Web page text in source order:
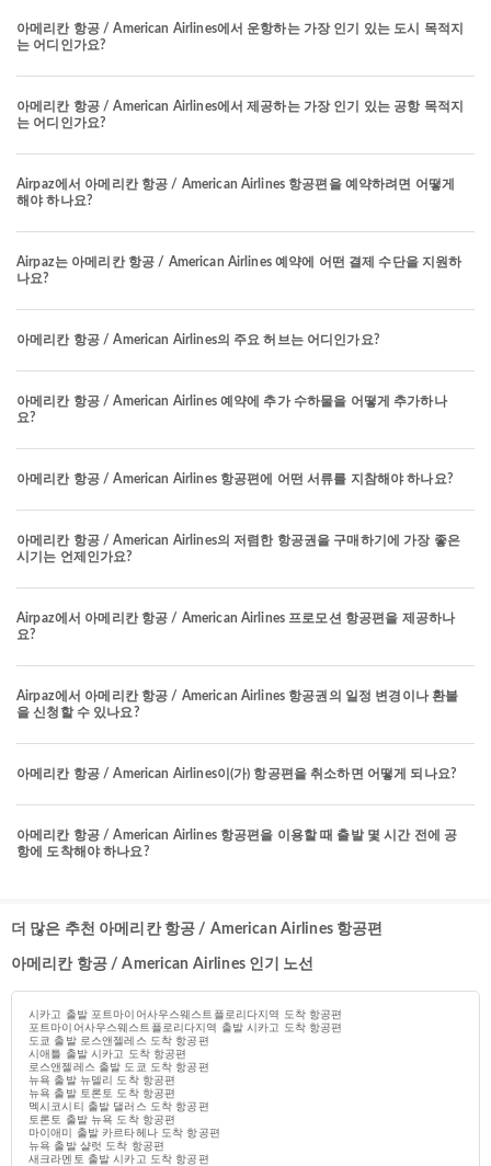
아메리칸 항공 / American Airlines에서 운항하는 가장 인기 있는 도시 목적지
는 어디인가요?
아메리칸 항공 / American Airlines에서 제공하는 가장 인기 있는 공항 목적지
는 어디인가요?
Airpaz에서 아메리칸 항공 / American Airlines 항공편을 예약하려면 어떻게
해야 하나요?
Airpaz는 아메리칸 항공 / American Airlines 예약에 어떤 결제 수단을 지원하
나요?
아메리칸 항공 / American Airlines의 주요 허브는 어디인가요?
아메리칸 항공 / American Airlines 예약에 추가 수하물을 어떻게 추가하나
요?
아메리칸 항공 / American Airlines 항공편에 어떤 서류를 지참해야 하나요?
아메리칸 항공 / American Airlines의 저렴한 항공권을 구매하기에 가장 좋은
시기는 언제인가요?
Airpaz에서 아메리칸 항공 / American Airlines 프로모션 항공편을 제공하나
요?
Airpaz에서 아메리칸 항공 / American Airlines 항공권의 일정 변경이나 환불
을 신청할 수 있나요?
아메리칸 항공 / American Airlines이(가) 항공편을 취소하면 어떻게 되나요?
아메리칸 항공 / American Airlines 항공편을 이용할 때 출발 몇 시간 전에 공
항에 도착해야 하나요?
더 많은 추천 아메리칸 항공 / American Airlines 항공편
아메리칸 항공 / American Airlines 인기 노선
시카고 출발 포트마이어사우스웨스트플로리다지역 도착 항공편
포트마이어사우스웨스트플로리다지역 출발 시카고 도착 항공편
도쿄 출발 로스앤젤레스 도착 항공편
시애틀 출발 시카고 도착 항공편
로스앤젤레스 출발 도쿄 도착 항공편
뉴욕 출발 뉴델리 도착 항공편
뉴욕 출발 토론토 도착 항공편
멕시코시티 출발 댈러스 도착 항공편
토론토 출발 뉴욕 도착 항공편
마이애미 출발 카르타헤나 도착 항공편
뉴욕 출발 샬럿 도착 항공편
새크라멘토 출발 시카고 도착 항공편